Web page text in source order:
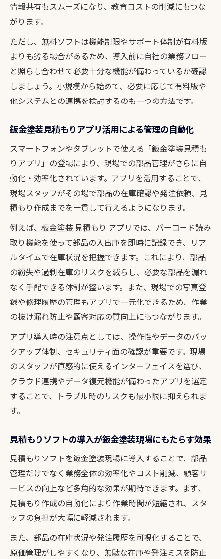
情報共有もスムーズになり、教育コストの削減にもつな
がります。
ただし、無料ソフトは機能制限やサポート体制が有料版
よりも劣る場合があるため、導入前に自社の業務フロー
と照らし合わせて必要十分な機能が備わっているか確認
しましょう。小規模から始めて、必要に応じて有料版や
他システムとの連携を検討するのも一つの方法です。
鈑金塗装見積もりアプリ活用による管理の自動化
スマートフォンやタブレットで使える「鈑金塗装見積も
りアプリ」の登場により、現場での部品管理がさらに自
動化・効率化されています。アプリを活用することで、
現場スタッフがその場で部品の在庫確認や発注依頼、見
積もり作成までを一貫して行えるようになります。
例えば、板金塗装 見積もり アプリでは、バーコード読み
取り機能を使って部品の入出庫を即時に記録でき、リア
ルタイムで在庫状況を把握できます。これにより、部品
の紛失や過剰在庫のリスクを減らし、必要な部品を漏れ
なく手配できる体制が整います。また、現場での写真登
録や修理履歴の管理もアプリで一元化できるため、作業
の抜け漏れ防止や顧客対応の質向上にもつながります。
アプリ導入時の注意点としては、操作性やデータのバッ
クアップ体制、セキュリティ面の確認が重要です。現場
のスタッフが直感的に使えるインターフェイスを選び、
クラウド連携やデータ復元機能が備わったアプリを選定
することで、トラブル時のリスクも最小限に抑えられま
す。
見積もりソフトの導入が鈑金塗装現場にもたらす効果
見積もりソフトを鈑金塗装現場に導入することで、部品
管理だけでなく業務全体の効率化やコスト削減、顧客サ
ービスの向上など多角的な効果が期待できます。まず、
見積もり作成の自動化により作業時間が短縮され、スタ
ッフの負担が大幅に軽減されます。
また、部品の在庫状況や発注履歴を可視化することで、
原価管理がしやすくなり、無駄な在庫や発注ミスを防止